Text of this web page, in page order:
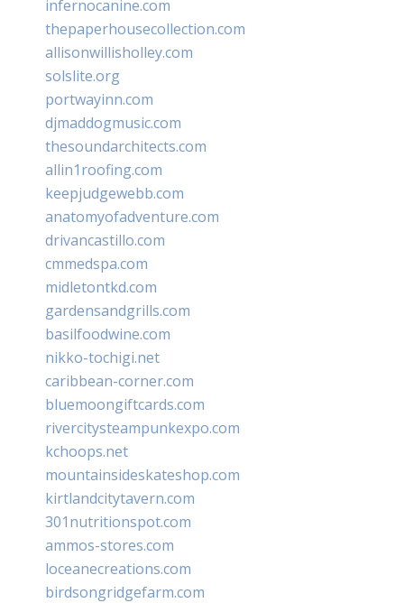
infernocanine.com
thepaperhousecollection.com
allisonwillisholley.com
solslite.org
portwayinn.com
djmaddogmusic.com
thesoundarchitects.com
allin1roofing.com
keepjudgewebb.com
anatomyofadventure.com
drivancastillo.com
cmmedspa.com
midletontkd.com
gardensandgrills.com
basilfoodwine.com
nikko-tochigi.net
caribbean-corner.com
bluemoongiftcards.com
rivercitysteampunkexpo.com
kchoops.net
mountainsideskateshop.com
kirtlandcitytavern.com
301nutritionspot.com
ammos-stores.com
loceanecreations.com
birdsongridgefarm.com